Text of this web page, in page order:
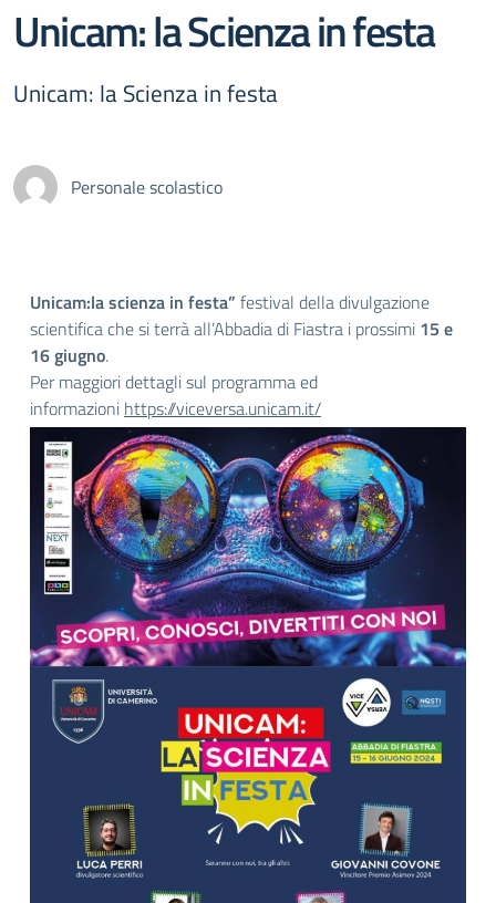
Unicam: la Scienza in festa
Unicam: la Scienza in festa
Personale scolastico
Unicam:la scienza in festa” festival della divulgazione
scientifica che si terrà all’Abbadia di Fiastra i prossimi 15 e
16 giugno.
Per maggiori dettagli sul programma ed
informazioni https://viceversa.unicam.it/